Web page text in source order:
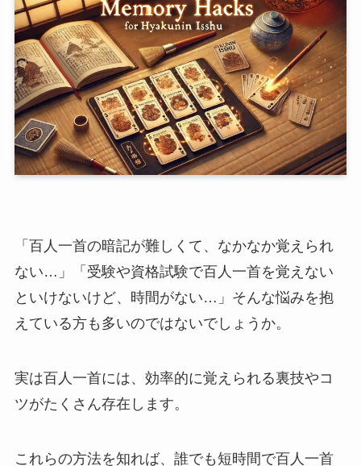
「百人一首の暗記が難しくて、なかなか覚えられ
ない…」「受験や資格試験で百人一首を覚えない
といけないけど、時間がない…」そんな悩みを抱
えている方も多いのではないでしょうか。
実は百人一首には、効率的に覚えられる裏技やコ
ツがたくさん存在します。
これらの方法を知れば、誰でも短時間で百人一首